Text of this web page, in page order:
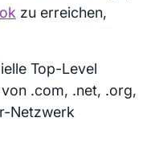
zu erreichen,
Top-Level
.com, .net, .org,
Netzwerk